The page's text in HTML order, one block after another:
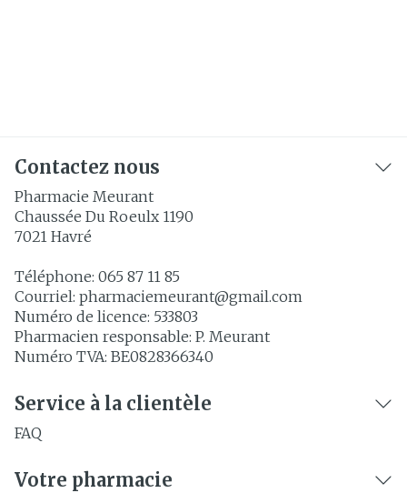
Contactez nous
Pharmacie Meurant
Chaussée Du Roeulx 1190
7021 Havré
Téléphone: 065 87 11 85
Courriel: pharmaciemeurant@gmail.com
Numéro de licence: 533803
Pharmacien responsable: P. Meurant
Numéro TVA: BE0828366340
Service à la clientèle
FAQ
Votre pharmacie